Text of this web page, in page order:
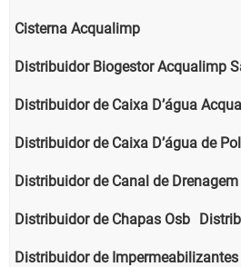
Cisterna Acqualimp
Distribuidor Biogestor Acqualimp
Distribuidor de Caixa D’água
Distribuidor de Caixa D’água de
Distribuidor de Canal de
Distribuidor de Chapas Osb
Distribuidor de Impermeabilizantes